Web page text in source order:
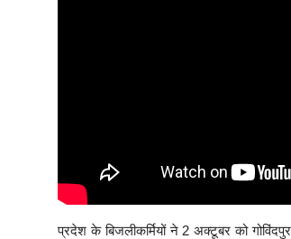
प्रदेश के बिजलीकर्मियों ने 2 अक्टूबर को